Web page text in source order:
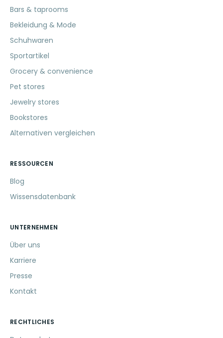
Bars & taprooms
Bekleidung & Mode
Schuhwaren
Sportartikel
Grocery & convenience
Pet stores
Jewelry stores
Bookstores
Alternativen vergleichen
RESSOURCEN
Blog
Wissensdatenbank
UNTERNEHMEN
Über uns
Karriere
Presse
Kontakt
RECHTLICHES